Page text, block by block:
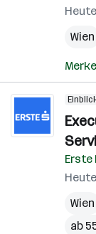
Wien
Erste
Wien
ab